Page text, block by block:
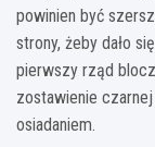
powinien być
strony, żeby dało
pierwszy rząd
zostawienie
osiadaniem.